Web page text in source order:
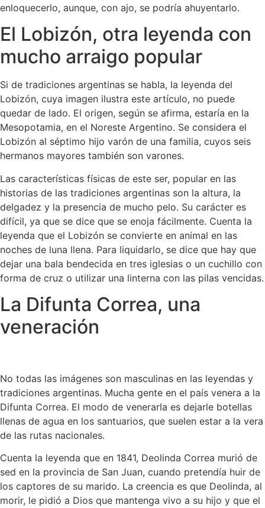
enloquecerlo, aunque, con ajo, se podría ahuyentarlo.
El Lobizón, otra leyenda con
mucho arraigo popular
Si de tradiciones argentinas se habla, la leyenda del
Lobizón, cuya imagen ilustra este artículo, no puede
quedar de lado. El origen, según se afirma, estaría en la
Mesopotamia, en el Noreste Argentino. Se considera el
Lobizón al séptimo hijo varón de una familia, cuyos seis
hermanos mayores también son varones.
Las características físicas de este ser, popular en las
historias de las tradiciones argentinas son la altura, la
delgadez y la presencia de mucho pelo. Su carácter es
difícil, ya que se dice que se enoja fácilmente. Cuenta la
leyenda que el Lobizón se convierte en animal en las
noches de luna llena. Para liquidarlo, se dice que hay que
dejar una bala bendecida en tres iglesias o un cuchillo con
forma de cruz o utilizar una linterna con las pilas vencidas.
La Difunta Correa, una
veneración
No todas las imágenes son masculinas en las leyendas y
tradiciones argentinas. Mucha gente en el país venera a la
Difunta Correa. El modo de venerarla es dejarle botellas
llenas de agua en los santuarios, que suelen estar a la vera
de las rutas nacionales.
Cuenta la leyenda que en 1841, Deolinda Correa murió de
sed en la provincia de San Juan, cuando pretendía huir de
los captores de su marido. La creencia es que Deolinda, al
morir, le pidió a Dios que mantenga vivo a su hijo y que el